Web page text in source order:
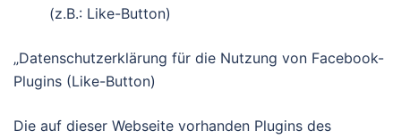
(z.B.: Like-Button)
„Datenschutzerklärung für die Nutzung von Facebook-
Plugins (Like-Button)
Die auf dieser Webseite vorhanden Plugins des